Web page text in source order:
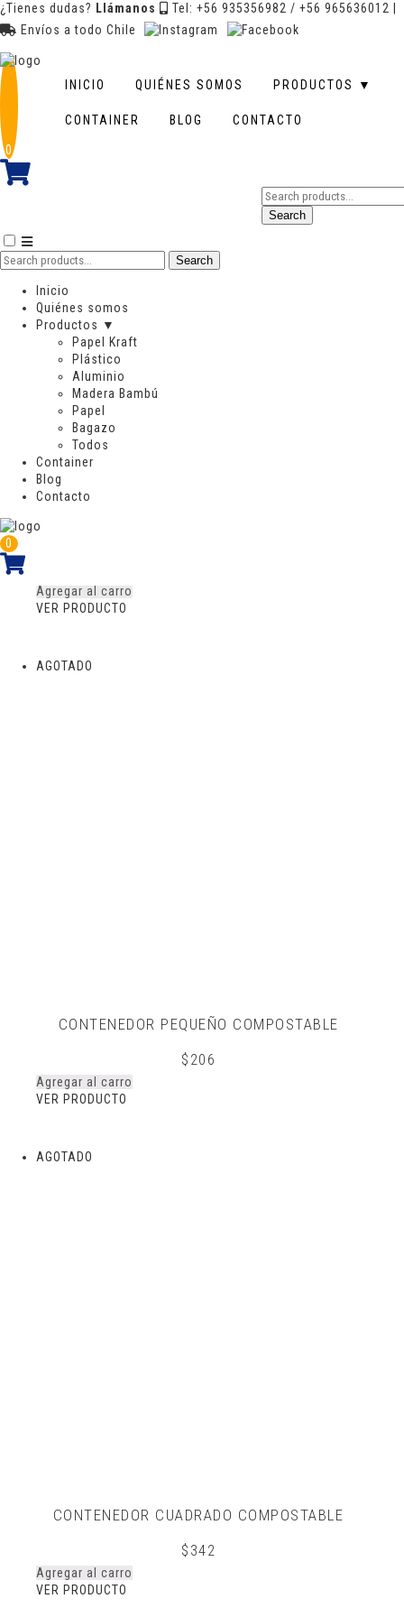
¿Tienes dudas? Llámanos Tel: +56 935356982 / +56 965636012
Envíos a todo Chile
INICIO QUIÉNES SOMOS PRODUCTOS ▼
CONTAINER BLOG CONTACTO
0
Search
for:
Search
Search
Search
Inicio
Quiénes somos
Productos ▼
Papel Kraft
Plástico
Aluminio
Madera Bambú
Papel
Bagazo
Todos
Container
Blog
Contacto
0
Bagazo
Showing all 6 results
Agregar al carro
VER PRODUCTO
AGOTADO
CONTENEDOR PEQUEÑO COMPOSTABLE
$ 206
Agregar al carro
VER PRODUCTO
AGOTADO
CONTENEDOR CUADRADO COMPOSTABLE
$ 342
Agregar al carro
VER PRODUCTO